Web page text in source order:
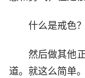
什么是戒色？
然后做其他正
道。就这么简单。